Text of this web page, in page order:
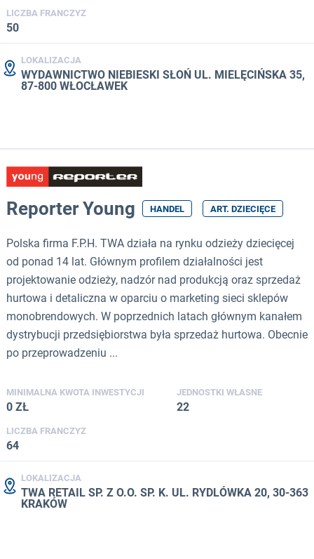
LICZBA FRANCZYZ
50
LOKALIZACJA
WYDAWNICTWO NIEBIESKI SŁOŃ UL. MIELĘCIŃSKA 35,
87-800 WŁOCŁAWEK
Reporter Young HANDEL ART. DZIECIĘCE
Polska firma F.P.H. TWA działa na rynku odzieży dziecięcej
od ponad 14 lat. Głównym profilem działalności jest
projektowanie odzieży, nadzór nad produkcją oraz sprzedaż
hurtowa i detaliczna w oparciu o marketing sieci sklepów
monobrendowych. W poprzednich latach głównym kanałem
dystrybucji przedsiębiorstwa była sprzedaż hurtowa. Obecnie
po przeprowadzeniu ...
MINIMALNA KWOTA INWESTYCJI
0 ZŁ
JEDNOSTKI WŁASNE
22
LICZBA FRANCZYZ
64
LOKALIZACJA
TWA RETAIL SP. Z O.O. SP. K. UL. RYDLÓWKA 20, 30-363
KRAKÓW